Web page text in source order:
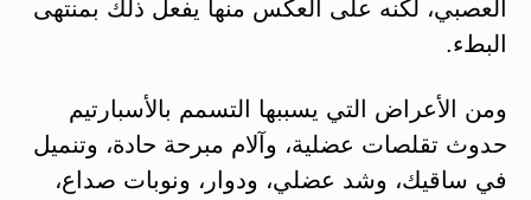
العصبي، لكنه على العكس منها يفعل ذلك بمنتهى
البطء.
ومن الأعراض التي يسببها التسمم بالأسبارتيم
حدوث تقلصات عضلية، وآلام مبرحة حادة، وتنميل
في ساقيك، وشد عضلي، ودوار، ونوبات صداع،